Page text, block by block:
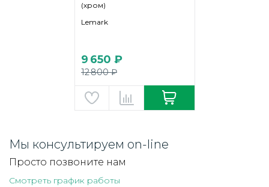
(хром)
Lemark
9 650 ₽
12 800 ₽
Мы консультируем on-line
Просто позвоните нам
Смотреть график работы